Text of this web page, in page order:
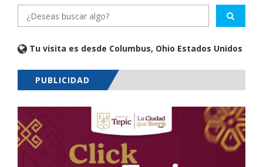
Tu visita es desde Columbus, Ohio Estados Unidos
PUBLICIDAD